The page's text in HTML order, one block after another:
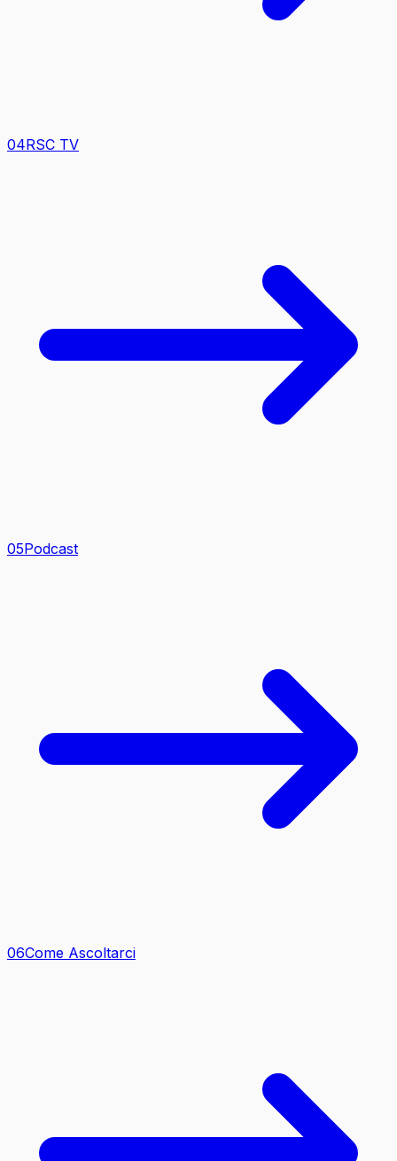
04RSC TV
05Podcast
06Come Ascoltarci